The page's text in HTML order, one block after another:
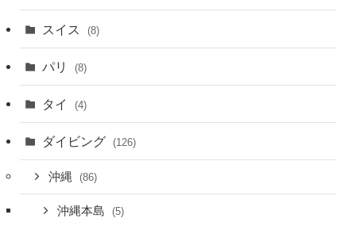
スイス (8)
パリ (8)
タイ (4)
ダイビング (126)
沖縄 (86)
沖縄本島 (5)